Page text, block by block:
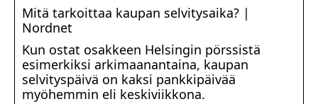
Mitä tarkoittaa kaupan selvitysaika? |
Nordnet
Kun ostat osakkeen Helsingin pörssistä
esimerkiksi arkimaanantaina, kaupan
selvityspäivä on kaksi pankkipäivää
myöhemmin eli keskiviikkona.